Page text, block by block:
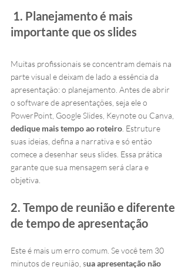
1. Planejamento é mais
importante que os slides
Muitas profissionais se concentram demais na
parte visual e deixam de lado a essência da
apresentação: o planejamento. Antes de abrir
o software de apresentações, seja ele o
PowerPoint, Google Slides, Keynote ou Canva,
dedique mais tempo ao roteiro . Estruture
suas ideias, defina a narrativa e só então
comece a desenhar seus slides. Essa prática
garante que sua mensagem será clara e
objetiva.
2. Tempo de reunião e diferente
de tempo de apresentação
Este é mais um erro comum. Se você tem 30
minutos de reunião, sua apresentação não